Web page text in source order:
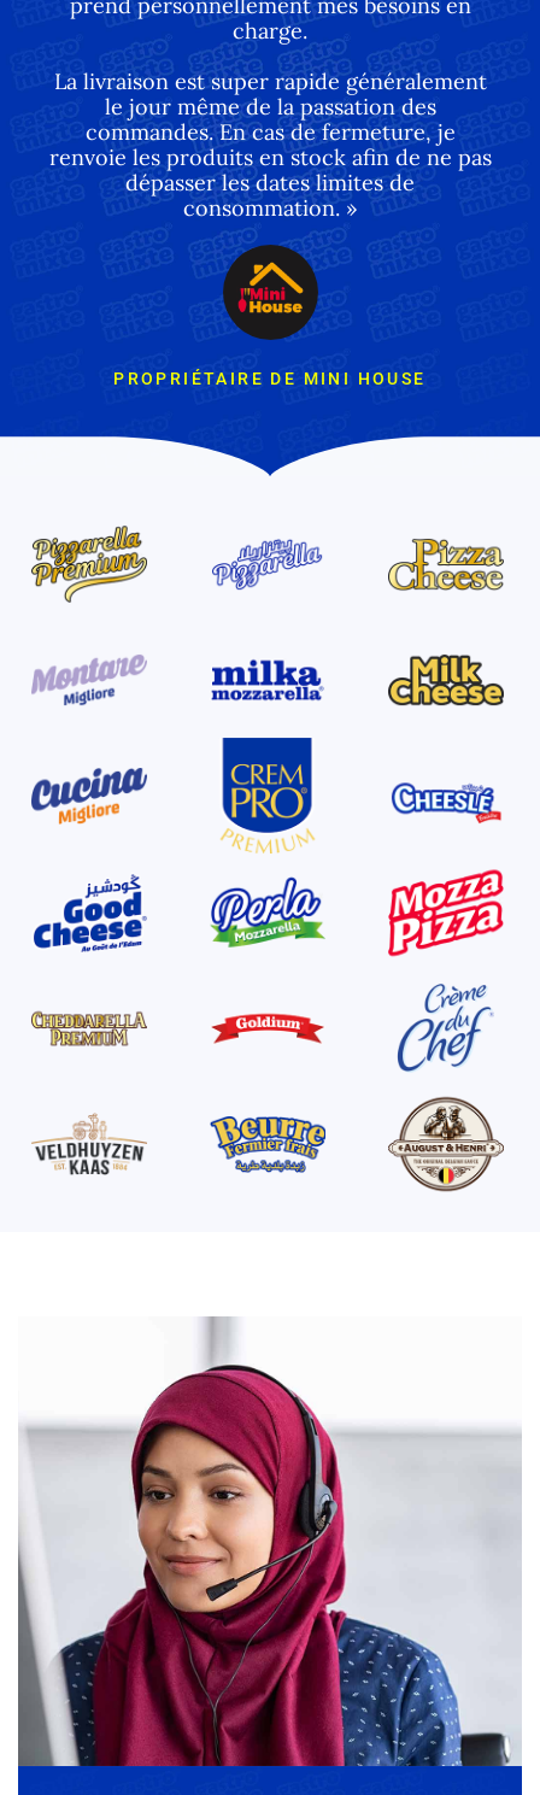
prend personnellement mes besoins en
charge.
La livraison est super rapide généralement
le jour même de la passation des
commandes. En cas de fermeture, je
renvoie les produits en stock afin de ne pas
dépasser les dates limites de
consommation. »
PROPRIÉTAIRE DE MINI HOUSE